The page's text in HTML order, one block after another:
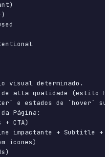
visual determinado.
alta qualidade (estilo
e estados de `hover`
Página:
+ CTA)
impactante + Subtitle +
ícones)